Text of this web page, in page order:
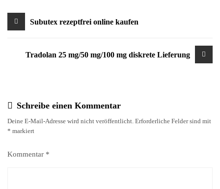
Beitragsnavigation
Subutex rezeptfrei online kaufen
Tradolan 25 mg/50 mg/100 mg diskrete Lieferung
Schreibe einen Kommentar
Deine E-Mail-Adresse wird nicht veröffentlicht. Erforderliche Felder sind mit
* markiert
Kommentar *